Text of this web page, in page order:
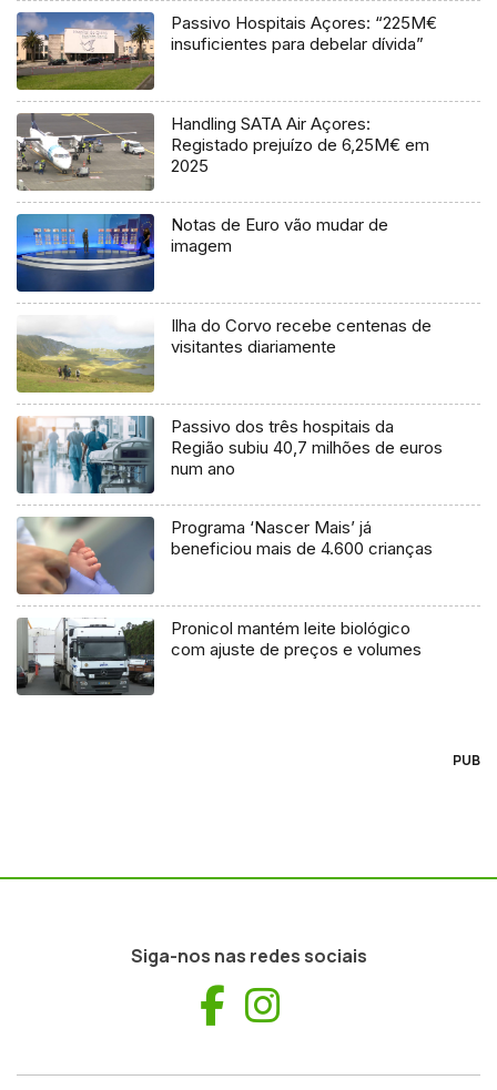
Passivo Hospitais Açores: “225M€
insuficientes para debelar dívida”
Handling SATA Air Açores:
Registado prejuízo de 6,25M€ em
2025
Notas de Euro vão mudar de
imagem
Ilha do Corvo recebe centenas de
visitantes diariamente
Passivo dos três hospitais da
Região subiu 40,7 milhões de euros
num ano
Programa ‘Nascer Mais’ já
beneficiou mais de 4.600 crianças
Pronicol mantém leite biológico
com ajuste de preços e volumes
PUB
Siga-nos nas redes sociais
Facebook